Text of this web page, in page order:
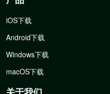
iOS下载
Android下载
Windows下载
macOS下载